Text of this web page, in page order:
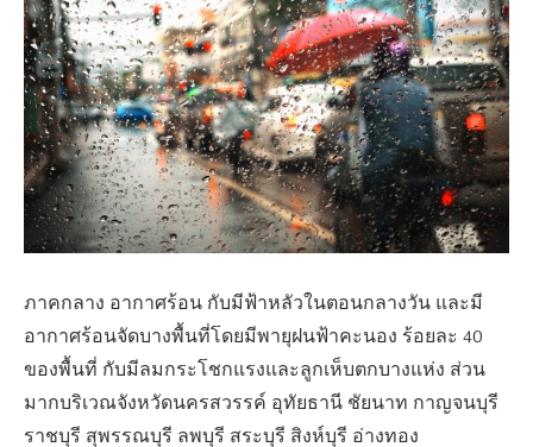
ภาคกลาง อากาศร้อน กับมีฟ้าหลัวในตอนกลางวัน และมี
อากาศร้อนจัดบางพื้นที่โดยมีพายุฝนฟ้าคะนอง ร้อยละ 40
ของพื้นที่ กับมีลมกระโชกแรงและลูกเห็บตกบางแห่ง ส่วน
มากบริเวณจังหวัดนครสวรรค์ อุทัยธานี ชัยนาท กาญจนบุรี
ราชบุรี สุพรรณบุรี ลพบุรี สระบุรี สิงห์บุรี อ่างทอง